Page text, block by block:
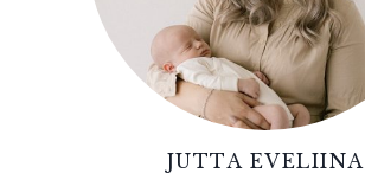
JUTTA EVELIINA